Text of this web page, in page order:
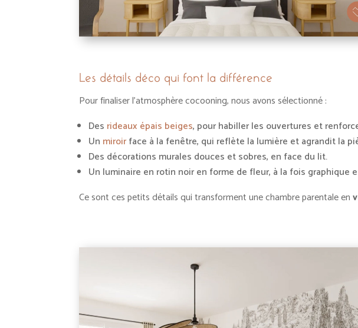
Les détails déco qui font la différence
Pour finaliser l’atmosphère cocooning, nous avons sélectionné :
Des rideaux épais beiges, pour habiller les ouvertures et
Un miroirface à la fenêtre, qui reflète la lumière et agrandit la
Des décorations murales douces et sobres, en face du lit.
Un luminaire en rotin noir en forme de fleur, à la fois graphique
Ce sont ces petits détails qui transforment une chambre parentale en